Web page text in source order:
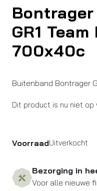
GR1
700x40c
Buitenband Bontrager
Dit product is nu niet op
VoorraadUitverkocht
Bezorging in
Voor alle nieuwe